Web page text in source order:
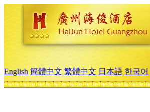
English 簡體中文 繁體中文 日本語 한국어